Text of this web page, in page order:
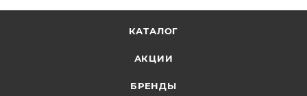
КАТАЛОГ
АКЦИИ
БРЕНДЫ